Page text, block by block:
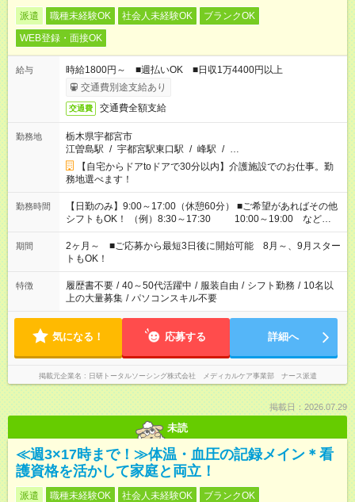
派遣 職種未経験OK 社会人未経験OK
ブランクOK
WEB登録・面接OK
給与
時給1800円～ ■週払いOK ■日収1万4400円以上
交通費別途支給あり
交通費 交通費全額支給
勤務地
栃木県宇都宮市
江曽島駅 / 宇都宮駅東口駅 / 峰駅 / …
【自宅からドアtoドアで30分以内】介護施設でのお仕事。勤
務地選べます！
勤務時間
【日勤のみ】9:00～17:00（休憩60分） ■ご希望があればその他
シフトもOK！ （例）8:30～17:30 10:00～19:00 など
「家族とお休みを合わせたい」 「できれば残業はしたくない」
など、あなたのご希望に沿ったお仕事をご紹介します！ ※Wワ
ーク希望の方へ 今ご覧のお仕事で希望する勤務時間と、もう1つ
のお仕事の勤務時間。 合計で週40時間を超える場合は応募でき
ません
期間
2ヶ月～ ■ご応募から最短3日後に開始可能 8月～、9月スター
トもOK！
特徴 履歴書不要 / 40～50代活躍中 / 服装自由 / シフト勤務 / 10名以
上の大量募集 / パソコンスキル不要
気になる！ 応募する 詳細へ
掲載元企業名 日研トータルソーシング株式会社 メディカルケア事業部 ナース派遣
掲載日：2026.07.29
未読
≪週3×17時まで！≫体温・血圧の記録メイン＊看
護資格を活かして家庭と両立！
派遣 職種未経験OK 社会人未経験OK
ブランクOK